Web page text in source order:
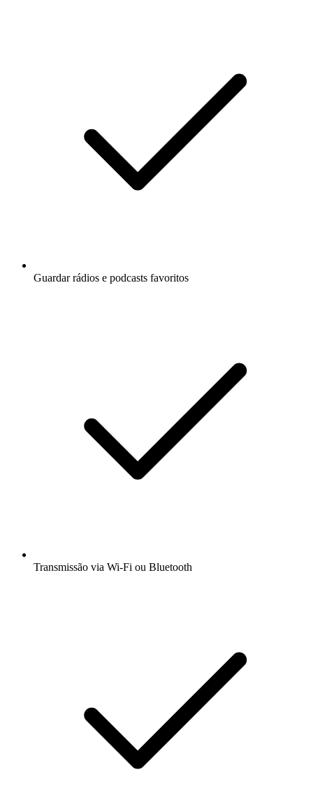
Guardar rádios e podcasts favoritos
Transmissão via Wi-Fi ou Bluetooth